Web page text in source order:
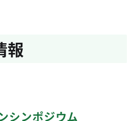
報
シンポジウム